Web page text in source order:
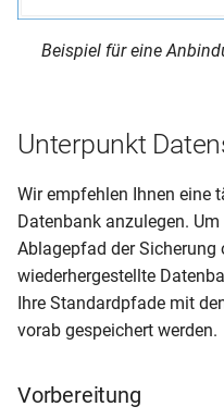
Beispiel für eine
Unterpunkt
Wir empfehlen Ihnen eine
Datenbank anzulegen.
Ablagepfad der
wiederhergestellte
Ihre Standardpfade mit
vorab gespeichert werden.
Vorbereitung